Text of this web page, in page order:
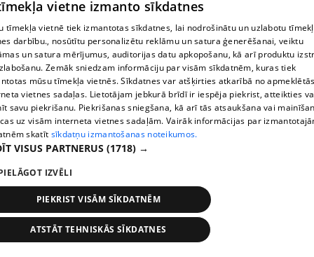
pirms 8 mēnešiem
"Ērkšķu" dāmas mācās pacietību un disciplīnu,
neko neredzot
12. epizode
vietne izmanto sīkdatnes
tīmekļa vietnē tiek izmantotas sīkdatnes, lai nodrošinātu un uzlabotu
darbību., nosūtītu personalizētu reklāmu un satura ģenerēšanai, veiktu
un satura mērījumus, auditorijas datu apkopošanu, kā arī produktu
Zemāk sniedzam informāciju par visām sīkdatnēm, kuras tiek
mūsu tīmekļa vietnēs. Sīkdatnes var atšķirties atkarībā no
vietnes sadaļas. Lietotājam jebkurā brīdī ir iespēja piekrist, atteikties
savu piekrišanu. Piekrišanas sniegšana, kā arī tās atsaukšana vai
uz visām interneta vietnes sadaļām. Vairāk informācijas par
skatīt sīkdatņu izmantošanas noteikumos.
VISUS PARTNERUS (1718) →
IZVĒLI
PIEKRIST VISĀM SĪKDATNĒM
ATSTĀT TEHNISKĀS SĪKDATNES